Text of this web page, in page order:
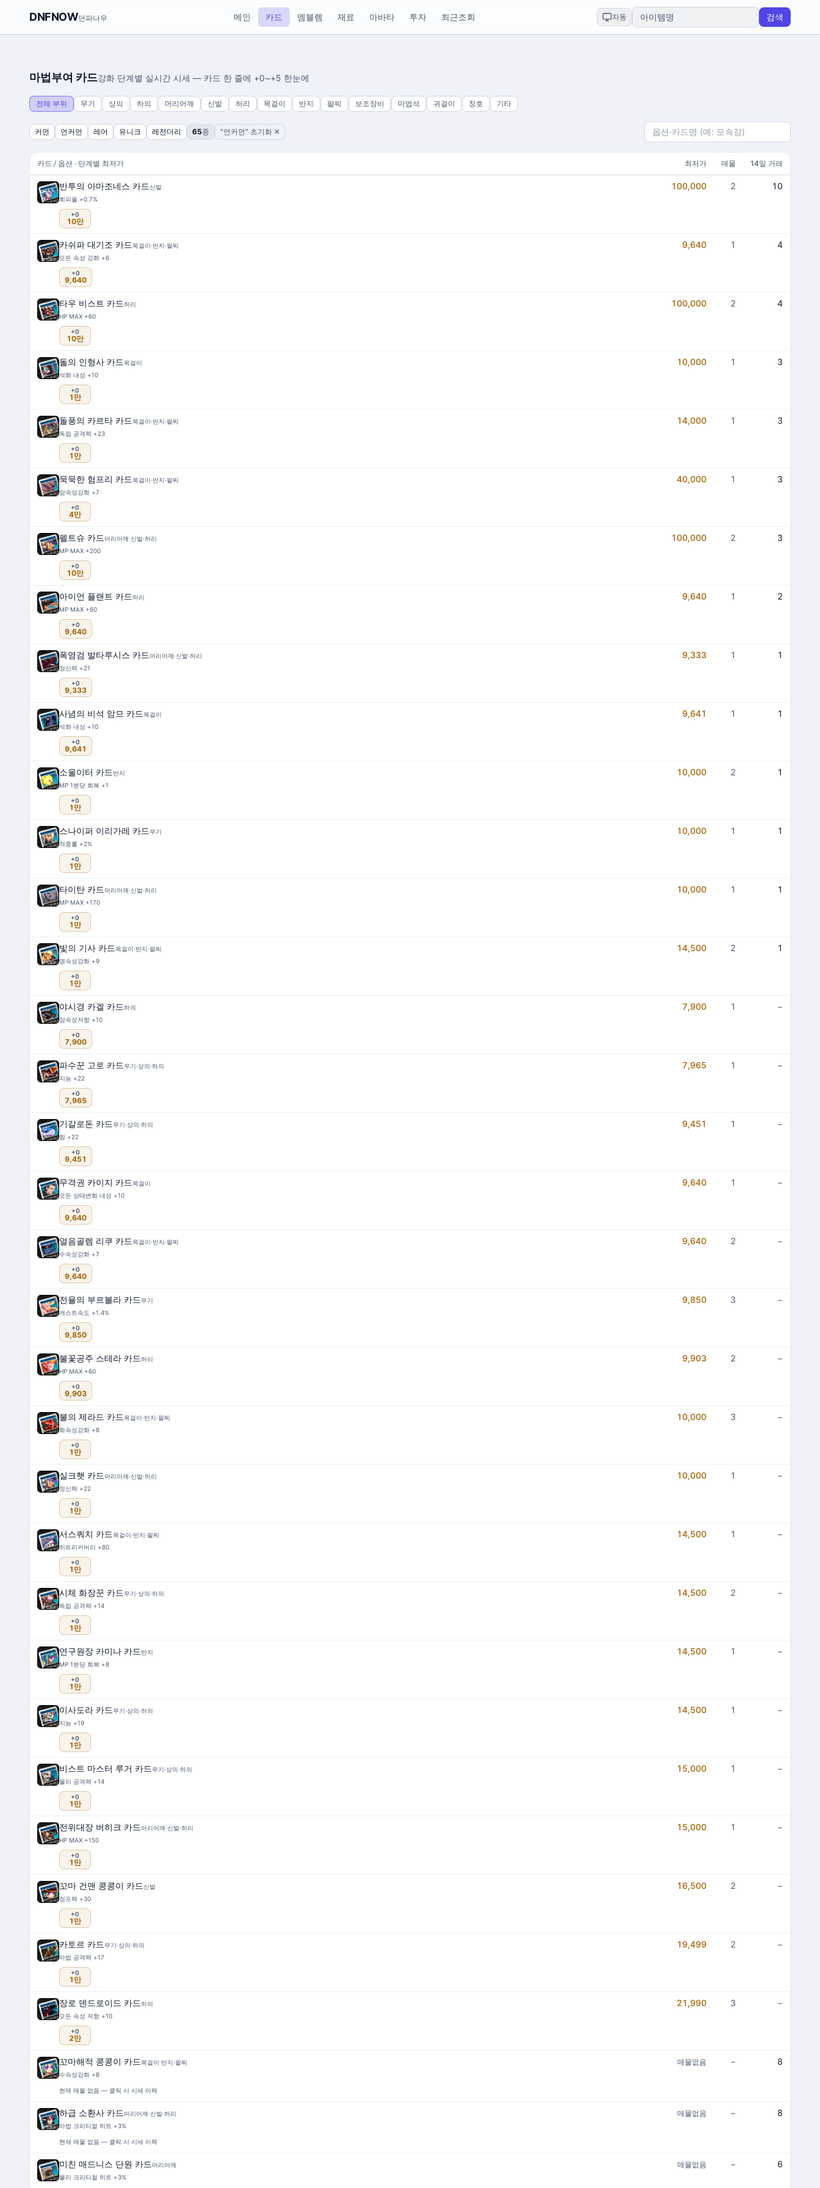
DNFNOW던파나우 메인 카드 엠블렘 재료 아바타 투자 최근조회 자동 검색
마법부여 카드강화 단계별 실시간 시세 — 카드 한 줄에 +0~+5 한눈에
전체 부위 무기 상의 하의 머리어깨 신발 허리 목걸이 반지 팔찌 보조장비 마법석 귀걸이 칭호 기타
커먼 언커먼 레어 유니크 레전더리 65종 "언커먼" 초기화 ✕
카드 / 옵션 · 단계별 최저가 최저가 매물 14일 거래
반투의 아마조네스 카드신발
회피율 +0.7%
+0
10만
100,000 2 10
카쉬파 대기조 카드목걸이·반지·팔찌
모든 속성 강화 +6
+0
9,640
9,640 1 4
타우 비스트 카드허리
HP MAX +60
+0
10만
100,000 2 4
돌의 인형사 카드목걸이
석화 내성 +10
+0
1만
10,000 1 3
돌풍의 카르타 카드목걸이·반지·팔찌
독립 공격력 +23
+0
1만
14,000 1 3
묵묵한 험프리 카드목걸이·반지·팔찌
암속성강화 +7
+0
4만
40,000 1 3
펠트슈 카드 머리어깨·신발·허리
MP MAX +200
+0
10만
100,000 2 3
아이언 플랜트 카드허리
MP MAX +60
+0
9,640
9,640 1 2
폭염검 발타루시스 카드 머리어깨·신발·허리
정신력 +21
+0
9,333
9,333 1 1
사념의 비석 암므 카드목걸이
석화 내성 +10
+0
9,641
9,641 1 1
소울이터 카드 반지
MP 1분당 회복 +1
+0
1만
10,000 2 1
스나이퍼 이리가레 카드무기
적중률 +2%
+0
1만
10,000 1 1
타이탄 카드 머리어깨·신발·허리
MP MAX +170
+0
1만
10,000 1 1
빛의 기사 카드목걸이·반지·팔찌
명속성강화 +9
+0
1만
14,500 2 1
야시경 카겔 카드하의
암속성저항 +10
+0
7,900
7,900 1 −
파수꾼 고로 카드무기·상의·하의
지능 +22
+0
7,965
7,965 1 −
기갈로돈 카드무기·상의·하의
힘 +22
+0
9,451
9,451 1 −
무격권 카이지 카드목걸이
모든 상태변화 내성 +10
+0
9,640
9,640 1 −
얼음골렘 리쿠 카드목걸이·반지·팔찌
수속성강화 +7
+0
9,640
9,640 2 −
전율의 부르볼라 카드무기
캐스트속도 +1.4%
+0
9,850
9,850 3 −
불꽃공주 스테라 카드허리
HP MAX +60
+0
9,903
9,903 2 −
불의 제라드 카드목걸이·반지·팔찌
화속성강화 +8
+0
1만
10,000 3 −
실크햇 카드 머리어깨·신발·허리
정신력 +22
+0
1만
10,000 1 −
서스쿼치 카드목걸이·반지·팔찌
히트리커버리 +80
+0
1만
14,500 1 −
시체 화장꾼 카드무기·상의·하의
독립 공격력 +14
+0
1만
14,500 2 −
연구원장 카미나 카드 반지
MP 1분당 회복 +8
+0
1만
14,500 1 −
이사도라 카드무기·상의·하의
지능 +19
+0
1만
14,500 1 −
비스트 마스터 루거 카드무기·상의·하의
물리 공격력 +14
+0
1만
15,000 1 −
전위대장 버히크 카드 머리어깨·신발·허리
HP MAX +150
+0
1만
15,000 1 −
꼬마 건맨 콩콩이 카드신발
점프력 +30
+0
1만
16,500 2 −
카토르 카드무기·상의·하의
마법 공격력 +17
+0
1만
19,499 2 −
장로 덴드로이드 카드하의
모든 속성 저항 +10
+0
2만
21,990 3 −
꼬마해적 콩콩이 카드목걸이·반지·팔찌
수속성강화 +8
현재 매물 없음 — 클릭 시 시세 이력
매물없음 − 8
하급 소환사 카드 머리어깨·신발·허리
마법 크리티컬 히트 +3%
현재 매물 없음 — 클릭 시 시세 이력
매물없음 − 8
미친 매드니스 단원 카드 머리어깨
물리 크리티컬 히트 +3%
매물없음 − 6